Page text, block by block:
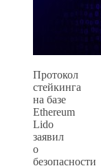
Протокол
стейкинга
на базе
Ethereum
Lido
заявил
о
безопасности